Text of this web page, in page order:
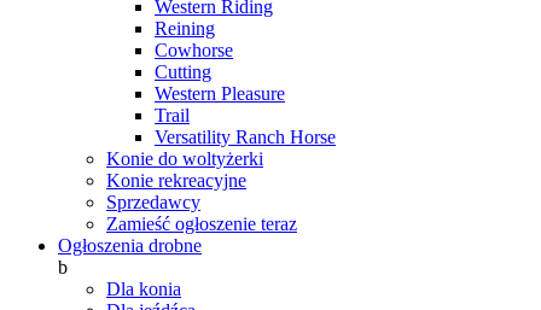
Western Riding
Reining
Cowhorse
Cutting
Western Pleasure
Trail
Versatility Ranch Horse
Konie do woltyżerki
Konie rekreacyjne
Sprzedawcy
Zamieść ogłoszenie teraz
Ogłoszenia drobne
b
Dla konia